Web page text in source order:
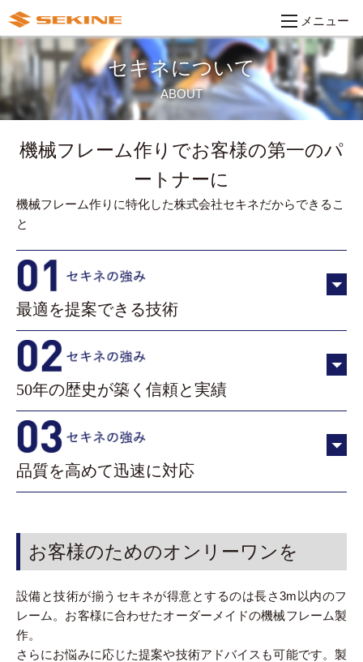
メニュー
セキネについて
ABOUT
機械フレーム作りでお客様の第一のパ
ートナーに
機械フレーム作りに特化した株式会社セキネだからできるこ
と
最適を提案できる技術
50年の歴史が築く信頼と実績
品質を高めて迅速に対応
お客様のためのオンリーワンを
設備と技術が揃うセキネが得意とするのは長さ3m以内のフ
レーム。お客様に合わせたオーダーメイドの機械フレーム製
作。
さらにお悩みに応じた提案や技術アドバイスも可能です。製